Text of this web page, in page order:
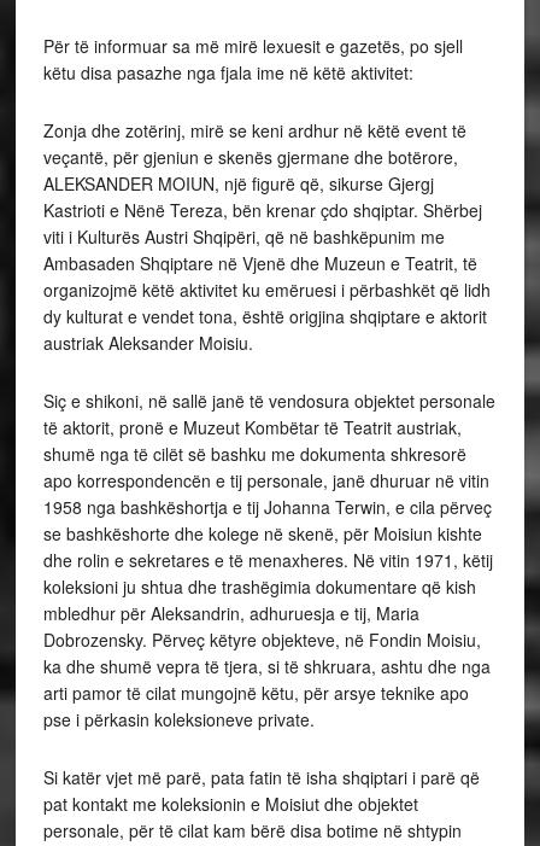
Siç e shikoni, në sallë janë të vendosura objektet personale
të aktorit, pronë e Muzeut Kombëtar të Teatrit austriak,
apo korrespondencën e tij personale, janë dhuruar në vitin
1958 nga bashkëshortja e tij Johanna Terwin, e cila përveç
se bashkëshorte dhe kolege në skenë, për Moisiun kishte
dhe rolin e sekretares e të menaxheres. Në vitin 1971, këtij
koleksioni ju shtua dhe trashëgimia dokumentare që kish
mbledhur për Aleksandrin, adhuruesja e tij, Maria
Dobrozensky. Përveç këtyre objekteve, në Fondin Moisiu,
ka dhe shumë vepra të tjera, si të shkruara, ashtu dhe nga
arti pamor të cilat mungojnë këtu, për arsye teknike apo
Si katër vjet më parë, pata fatin të isha shqiptari i parë që
pat kontakt me koleksionin e Moisiut dhe objektet
personale, për të cilat kam bërë disa botime në shtypin
periodik shqiptar, por sot, për mua është një ditë e veçantë,
pasi arrita të realizoj qëllimin tim, që objektet të
demostrohen dhe të vizitohen nga shumë shqiptarë.
Por kjo Ekspozitë u bë e mundur me ndihmen e personelit
të Muzeut e kryesisht të drejtorit Dr. Trabitsch si dhe
Ambasadorit shqiptar Bimo që financoj projektin. I
falenderoj përzemërsisht.
Edhe pse Moisiu u ndesh me shumë vështirësi në fillimet e
integrimit të tij në Vjenë, më pas, kontaktet me yjet e
përsonalitetet e artit, që pastaj u bënë miqtë e tij, i pat të